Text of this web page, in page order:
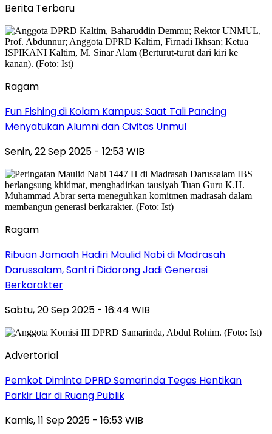
Berita Terbaru
Ragam
Fun Fishing di Kolam Kampus: Saat Tali Pancing
Menyatukan Alumni dan Civitas Unmul
Senin, 22 Sep 2025 - 12:53 WIB
Ragam
Ribuan Jamaah Hadiri Maulid Nabi di Madrasah
Darussalam, Santri Didorong Jadi Generasi
Berkarakter
Sabtu, 20 Sep 2025 - 16:44 WIB
Advertorial
Pemkot Diminta DPRD Samarinda Tegas Hentikan
Parkir Liar di Ruang Publik
Kamis, 11 Sep 2025 - 16:53 WIB